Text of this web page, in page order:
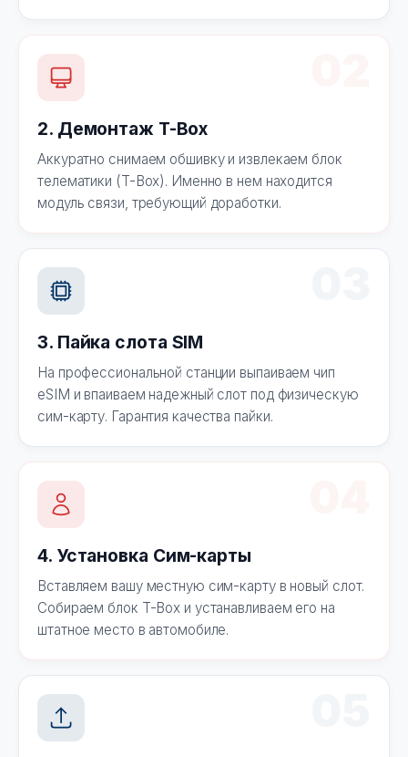
2. Демонтаж T-Box
Аккуратно снимаем обшивку и извлекаем блок
телематики (T-Box). Именно в нем находится
модуль связи, требующий доработки.
3. Пайка слота SIM
На профессиональной станции выпаиваем чип
eSIM и впаиваем надежный слот под физическую
сим-карту. Гарантия качества пайки.
4. Установка Сим-карты
Вставляем вашу местную сим-карту в новый слот.
Собираем блок T-Box и устанавливаем его на
штатное место в автомобиле.